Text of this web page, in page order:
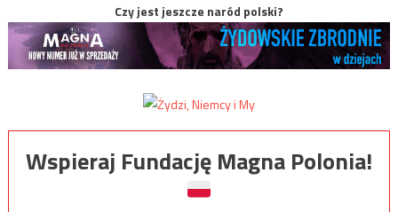
Czy jest jeszcze naród polski?
Wspieraj Fundację Magna Polonia!